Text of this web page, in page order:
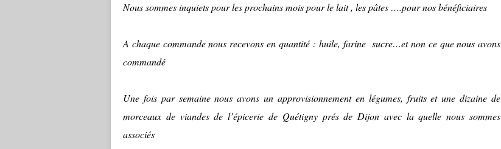
Nous sommes inquiets pour les prochains mois pour le lait , les pâtes ….pour nos bénéficiaires
A chaque commande nous recevons en quantité : huile, farine sucre…et non ce que nous avons
commandé
Une fois par semaine nous avons un approvisionnement en légumes, fruits et une dizaine de
morceaux de viandes de l’épicerie de Quétigny prés de Dijon avec la quelle nous sommes
associés